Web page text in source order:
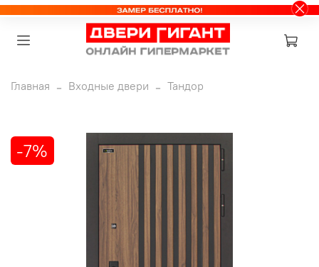
Главная Входные двери Тандор
-7%